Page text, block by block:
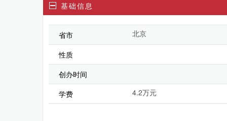
基础信息
省市 北京
性质
创办时间
学费
4.2万元